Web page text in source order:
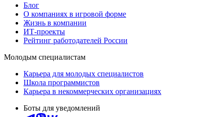
Блог
О компаниях в игровой форме
Жизнь в компании
ИТ-проекты
Рейтинг работодателей России
Молодым специалистам
Карьера для молодых специалистов
Школа программистов
Карьера в некоммерческих организациях
Боты для уведомлений